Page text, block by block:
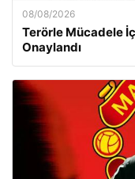
08/08/2026
Terörle Mücadele
Onaylandı